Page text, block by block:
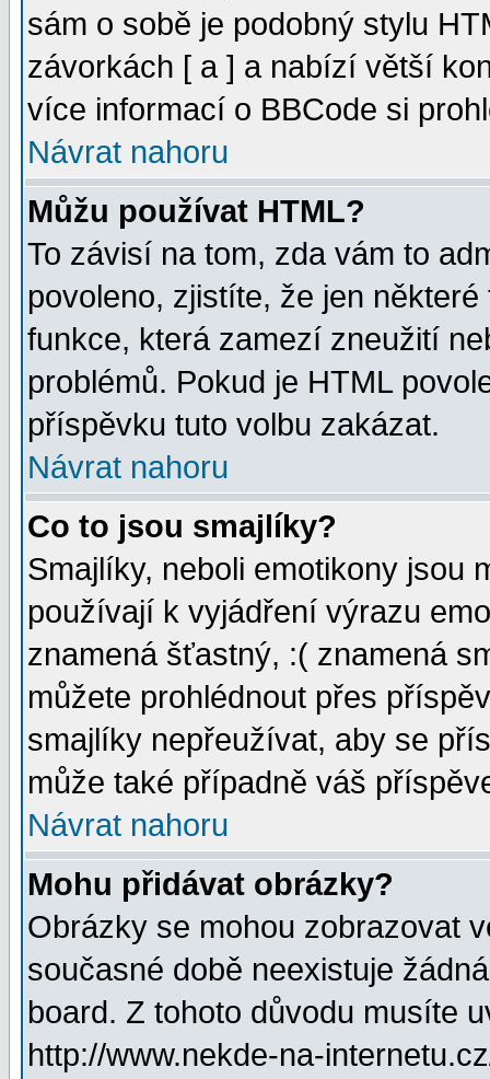
sám o sobě je podobný stylu
závorkách [ a ] a nabízí větší
více informací o BBCode si
Návrat nahoru
Můžu používat HTML?
To závisí na tom, zda vám to
povoleno, zjistíte, že jen
funkce, která zamezí zneužití
problémů. Pokud je HTML
příspěvku tuto volbu zakázat.
Návrat nahoru
Co to jsou smajlíky?
Smajlíky, neboli emotikony jsou
používají k vyjádření výrazu
znamená šťastný, :( znamená
můžete prohlédnout přes
smajlíky nepřeužívat, aby se
může také případně váš
Návrat nahoru
Mohu přidávat obrázky?
Obrázky se mohou zobrazovat
současné době neexistuje
board. Z tohoto důvodu musíte
http://www.nekde-na-